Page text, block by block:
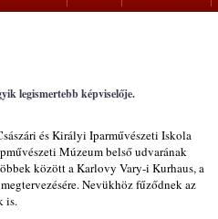
legismertebb képviselője.
és Királyi Iparművészeti Iskola
Múzeum belső udvarának
között a Karlovy Vary-i Kurhaus, a
Nevükhöz fűződnek az
is.